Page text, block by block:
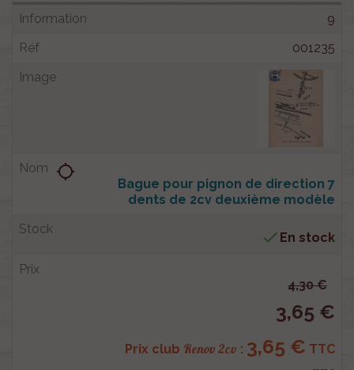
9
001235
Bague pour pignon de direction 7
dents de 2cv deuxième modèle
location_searching
 En stock
4,30 €
3,65 €
Prix club Renov 2cv : 3,65 € TTC